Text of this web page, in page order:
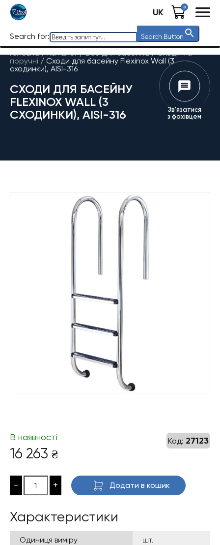
UK 0
Search for: Search Button
Головна / Каталог/Все для басейнів/Сходи та
поручні / Сходи для басейну Flexinox Wall (3
сходинки), AISI-316
СХОДИ ДЛЯ БАСЕЙНУ
FLEXINOX WALL (3
СХОДИНКИ), AISI-316
Зв'язатися
з фахівцем
Код: 27123
В наявності
16 263 ₴
- + Додати в кошик
Характеристики
Одиниця виміру
шт.